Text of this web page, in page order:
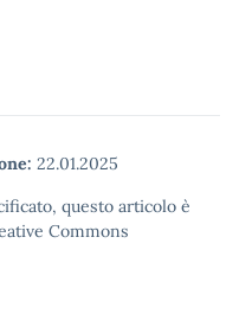
22.01.2025
questo articolo è
Commons